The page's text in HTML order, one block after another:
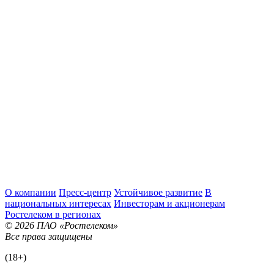
О компании Пресс-центр Устойчивое развитие В
национальных интересах Инвесторам и акционерам
Ростелеком в регионах
© 2026 ПАО «Ростелеком»
Все права защищены
(18+)